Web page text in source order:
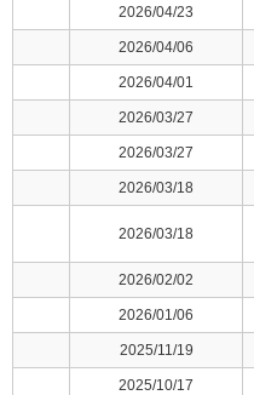
2026/04/23
2026/04/06
2026/04/01
2026/03/27
2026/03/27
2026/03/18
2026/03/18
2026/02/02
2026/01/06
2025/11/19
2025/10/17